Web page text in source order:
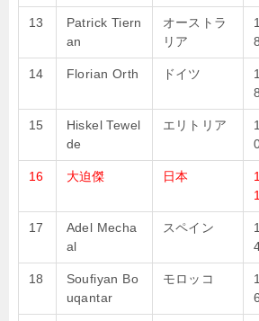
13
Patrick Tiern
an
オーストラ
リア
14 Florian Orth ドイツ
15
Hiskel Tewel
de
エリトリア
16 大迫傑 日本
17
Adel Mecha
al
スペイン
18
Soufiyan Bo
uqantar
モロッコ